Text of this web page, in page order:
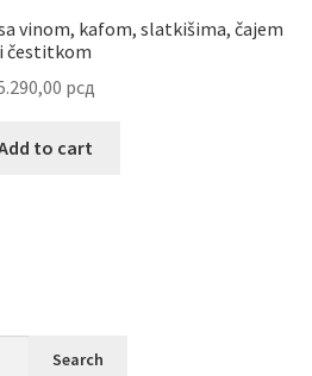
vinom, kafom, slatkišima, čajem
i čestitkom
рсд
to cart
Search